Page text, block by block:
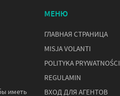
иметь
МЕНЮ
ГЛАВНАЯ СТРАНИЦА
MISJA VOLANTI
POLITYKA PRYWATNOŚCI
REGULAMIN
ВХОД ДЛЯ АГЕНТОВ